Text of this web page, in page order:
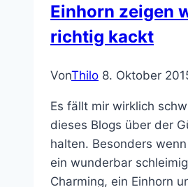
Einhorn zeigen
richtig kackt
VonThilo 8. Oktober
Es fällt mir wirklich
dieses Blogs über der
halten. Besonders
ein wunderbar
Charming, ein Einhorn